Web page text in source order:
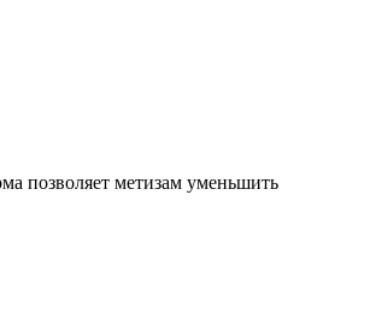
позволяет метизам уменьшить